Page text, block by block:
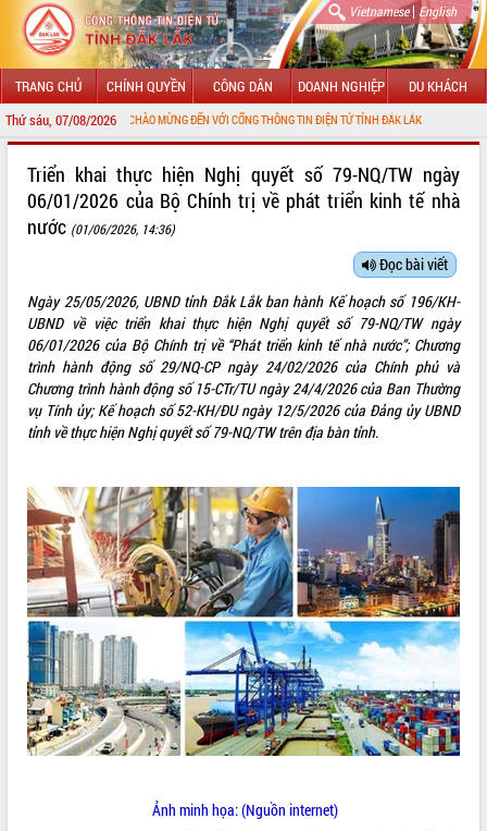
Vietnamese| English
TRANG CHỦ CHÍNH QUYỀN CÔNG DÂN DOANH NGHIỆP DU KHÁCH
Thứ sáu, 07/08/2026CHÀO MỪNG ĐẾN VỚI CỔNG THÔNG TIN ĐIỆN TỬ TỈNH ĐẮK LẮK
LÃNH ĐẠO UBND TỈNH
SỞ, BAN, NGÀNH
UBND CÁC XÃ, PHƯỜNG
THÔNG TIN CHỈ ĐẠO ĐIỀU HÀNH
HỆ THỐNG VĂN BẢN
ĐIỂM TIN VĂN BẢN
QUY HOẠCH - KẾ HOẠCH
Triển khai thực hiện Nghị quyết số 79-NQ/TW ngày
06/01/2026 của Bộ Chính trị về phát triển kinh tế nhà
nước (01/06/2026, 14:36)
Đọc bài viết
Ngày 25/05/2026, UBND tỉnh Đắk Lắk ban hành Kế hoạch số 196/KH-
UBND về việc triển khai thực hiện Nghị quyết số 79-NQ/TW ngày
06/01/2026 của Bộ Chính trị về “Phát triển kinh tế nhà nước”; Chương
trình hành động số 29/NQ-CP ngày 24/02/2026 của Chính phủ và
Chương trình hành động số 15-CTr/TU ngày 24/4/2026 của Ban Thường
vụ Tính ủy; Kế hoạch số 52-KH/ĐU ngày 12/5/2026 của Đảng ủy UBND
tỉnh về thực hiện Nghị quyết số 79-NQ/TW trên địa bàn tỉnh.
Ảnh minh họa: (Nguồn internet)